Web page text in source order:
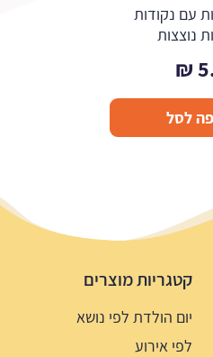
עם נקודות
נוצצות
₪
לסל
קטגריות מוצרים
יום הולדת לפי נושא
לפי אירוע